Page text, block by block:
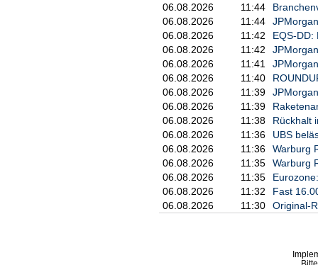
06.08.2026
11:44
06.08.2026
11:44
06.08.2026
11:42
EQS-DD:
06.08.2026
11:42
06.08.2026
11:41
06.08.2026
11:40
06.08.2026
11:39
06.08.2026
11:39
06.08.2026
11:38
Rückhalt
06.08.2026
11:36
UBS
06.08.2026
11:36
Warburg
06.08.2026
11:35
Warburg
06.08.2026
11:35
06.08.2026
11:32
Fast
06.08.2026
11:30 Original-